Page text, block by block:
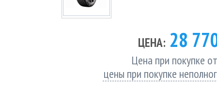
ЦЕНА: 28
Цена при покупке
цены при покупке